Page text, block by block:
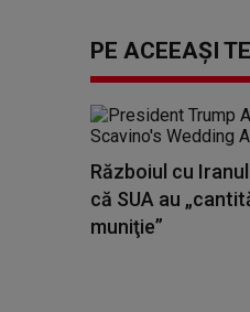
PE ACEEAȘI
Războiul cu
că SUA au
muniţie”